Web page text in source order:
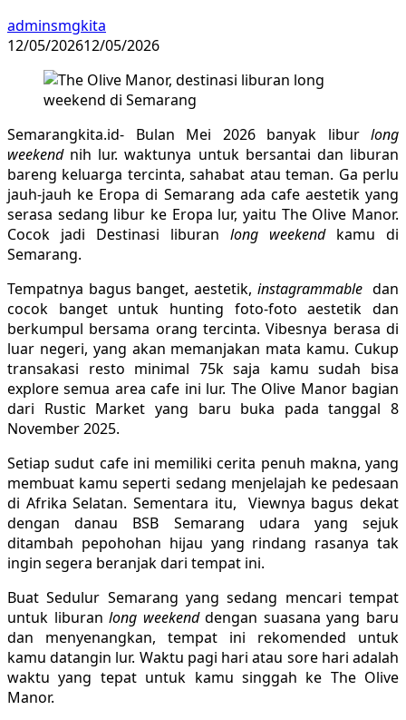
adminsmgkita
12/05/202612/05/2026
Semarangkita.id- Bulan Mei 2026 banyak libur long
weekendnih lur. waktunya untuk bersantai dan liburan
bareng keluarga tercinta, sahabat atau teman. Ga perlu
jauh-jauh ke Eropa di Semarang ada cafe aestetik yang
serasa sedang libur ke Eropa lur, yaitu The Olive Manor.
Cocok jadi Destinasi liburan long weekendkamu di
Semarang.
Tempatnya bagus banget, aestetik, instagrammable dan
cocok banget untuk hunting foto-foto aestetik dan
berkumpul bersama orang tercinta. Vibesnya berasa di
luar negeri, yang akan memanjakan mata kamu. Cukup
transakasi resto minimal 75k saja kamu sudah bisa
explore semua area cafe ini lur. The Olive Manor bagian
dari Rustic Market yang baru buka pada tanggal 8
November 2025.
Setiap sudut cafe ini memiliki cerita penuh makna, yang
membuat kamu seperti sedang menjelajah ke pedesaan
di Afrika Selatan. Sementara itu, Viewnya bagus dekat
dengan danau BSB Semarang udara yang sejuk
ditambah pepohohan hijau yang rindang rasanya tak
ingin segera beranjak dari tempat ini.
Buat Sedulur Semarang yang sedang mencari tempat
untuk liburanlong weekenddengan suasana yang baru
dan menyenangkan, tempat ini rekomended untuk
kamu datangin lur. Waktu pagi hari atau sore hari adalah
waktu yang tepat untuk kamu singgah ke The Olive
Manor.